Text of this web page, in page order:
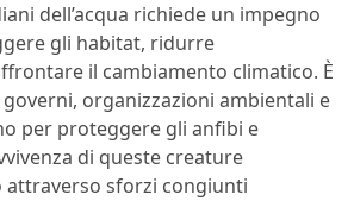
dell’acqua richiede un impegno
gli habitat, ridurre
il cambiamento climatico. È
organizzazioni ambientali e
per proteggere gli anfibi e
di queste creature
attraverso sforzi congiunti